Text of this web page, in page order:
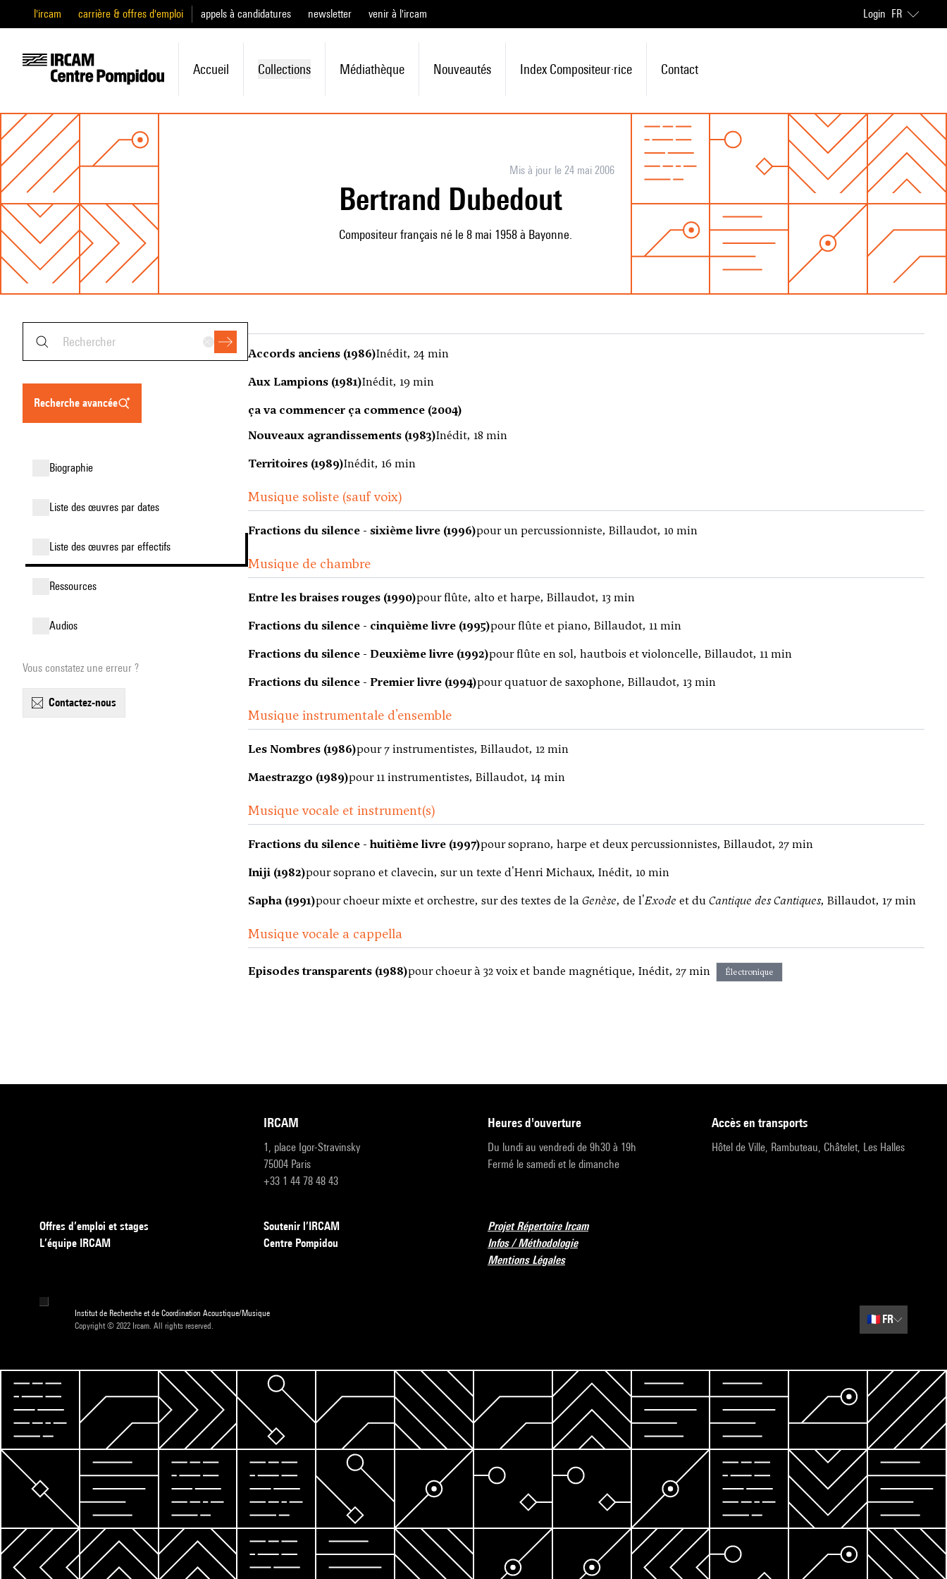
l'ircam carrière & offres d'emploi appels à candidatures newsletter venir à l'ircam Login FR
Accueil Collections Médiathèque Nouveautés Index Compositeur·rice Contact
Mis à jour le 24 mai 2006
Bertrand Dubedout
Compositeur français né le 8 mai 1958 à Bayonne.
recherche avancée
biographie
liste des œuvres par dates
liste des œuvres par effectifs
ressources
audios
Vous constatez une erreur ?
contactez-nous
Accords anciens (1986)Inédit, 24 min
Aux Lampions (1981)Inédit, 19 min
ça va commencer ça commence (2004)
Nouveaux agrandissements (1983)Inédit, 18 min
Territoires (1989)Inédit, 16 min
Musique soliste (sauf voix)
Fractions du silence - sixième livre (1996)pour un percussionniste, Billaudot, 10 min
Musique de chambre
Entre les braises rouges (1990)pour flûte, alto et harpe, Billaudot, 13 min
Fractions du silence - cinquième livre (1995)pour flûte et piano, Billaudot, 11 min
Fractions du silence - Deuxième livre (1992)pour flûte en sol, hautbois et violoncelle, Billaudot, 11 min
Fractions du silence - Premier livre (1994)pour quatuor de saxophone, Billaudot, 13 min
Musique instrumentale d'ensemble
Les Nombres (1986)pour 7 instrumentistes, Billaudot, 12 min
Maestrazgo (1989)pour 11 instrumentistes, Billaudot, 14 min
Musique vocale et instrument(s)
Fractions du silence - huitième livre (1997)pour soprano, harpe et deux percussionnistes, Billaudot, 27 min
Iniji (1982)pour soprano et clavecin, sur un texte d'Henri Michaux, Inédit, 10 min
Sapha (1991)pour choeur mixte et orchestre, sur des textes de laGenèse, de l'Exode et duCantique des Cantiques, Billaudot, 17 min
Musique vocale a cappella
Episodes transparents (1988)pour choeur à 32 voix et bande magnétique, Inédit, 27 min Électronique
IRCAM
1, place Igor-Stravinsky
75004 Paris
+33 1 44 78 48 43
heures d'ouverture
Du lundi au vendredi de 9h30 à 19h
Fermé le samedi et le dimanche
accès en transports
Hôtel de Ville, Rambuteau, Châtelet, Les Halles
Offres d’emploi et stages
L’équipe IRCAM
Soutenir l’IRCAM
Centre Pompidou
Projet Répertoire Ircam
Infos / Méthodologie
Mentions Légales
Institut de Recherche et de Coordination Acoustique/Musique
Copyright © 2022 Ircam. All rights reserved.
🇫🇷 FR